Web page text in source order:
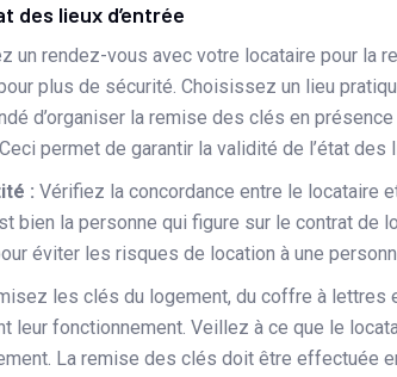
des lieux d’entrée
un rendez-vous avec votre locataire pour la
plus de sécurité. Choisissez un lieu
d’organiser la remise des clés en
permet de garantir la validité de l’état des
: Vérifiez la concordance entre le locataire
bien la personne qui figure sur le contrat de
éviter les risques de location à une
les clés du logement, du coffre à
leur fonctionnement. Veillez à ce que le
La remise des clés doit être effectuée